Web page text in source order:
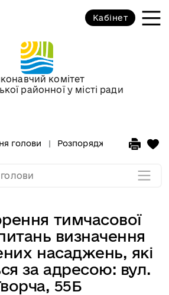
комітет
районної у місті ради
Кабінет
голови Розпорядження голови
тимчасової
питань визначення
насаджень, які
за адресою: вул.
55Б
голови за 2017 рік